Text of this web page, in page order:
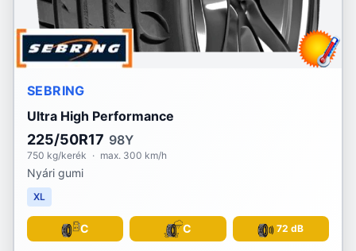
SEBRING
Ultra High Performance
225/50R17 98Y
750 kg/kerék · max. 300 km/h
Nyári gumi
XL
C C 72 dB